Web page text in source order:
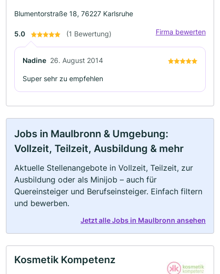
Blumentorstraße 18, 76227 Karlsruhe
5.0 (1 Bewertung) Firma bewerten
Nadine 26. August 2014
Super sehr zu empfehlen
Jobs in Maulbronn & Umgebung:
Vollzeit, Teilzeit, Ausbildung & mehr
Aktuelle Stellenangebote in Vollzeit, Teilzeit, zur
Ausbildung oder als Minijob – auch für
Quereinsteiger und Berufseinsteiger. Einfach filtern
und bewerben.
Jetzt alle Jobs in Maulbronn ansehen
Kosmetik Kompetenz